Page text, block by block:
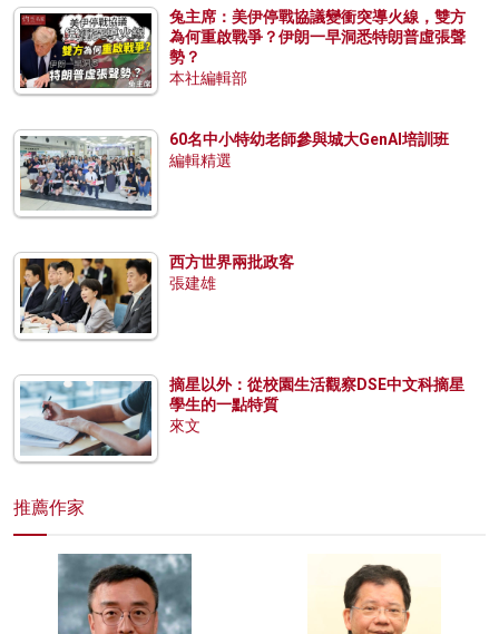
兔主席：美伊停戰協議變衝突導火線，雙方
為何重啟戰爭？伊朗一早洞悉特朗普虛張聲
勢？
本社編輯部
60名中小特幼老師參與城大GenAI培訓班
編輯精選
西方世界兩批政客
張建雄
摘星以外：從校園生活觀察DSE中文科摘星
學生的一點特質
來文
推薦作家